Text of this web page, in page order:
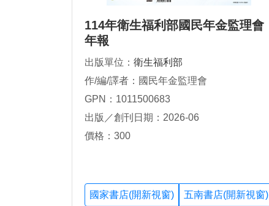
114年衛生福利部國民年金監理會
年報
出版單位： 衛生福利部
作/編/譯者：國民年金監理會
GPN：1011500683
出版／創刊日期：2026-06
價格：300
國家書店(開新視窗) 五南書店(開新視窗)